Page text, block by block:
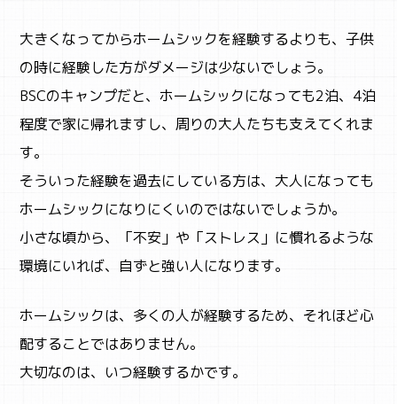
まなびちって？
ABOUT
大きくなってからホームシックを経験するよりも、子供
の時に経験した方がダメージは少ないでしょう。
BSCのキャンプだと、ホームシックになっても2泊、4泊
程度で家に帰れますし、周りの大人たちも支えてくれま
す。
そういった経験を過去にしている方は、大人になっても
ホームシックになりにくいのではないでしょうか。
小さな頃から、「不安」や「ストレス」に慣れるような
環境にいれば、自ずと強い人になります。
ホームシックは、多くの人が経験するため、それほど心
配することではありません。
大切なのは、いつ経験するかです。